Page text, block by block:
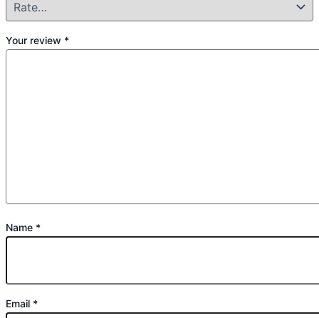
Your review *
Name *
Email *